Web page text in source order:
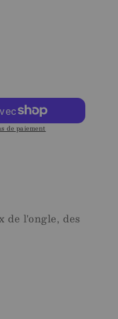
de paiement
l'ongle, des